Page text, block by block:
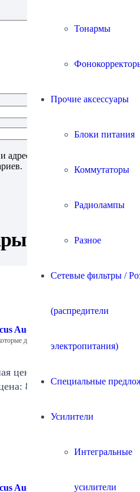
Тонармы
Прочие аксессуары
Блоки питания
Коммутаторы
Радиолампы
Разное
Сетевые фильтры /
(распредители
электропитания)
Специальные
Усилители
Интегральные
усилители
сайта в этом браузере для
Audio FCC 1 SE Center
дарят…
цена составляла 141
84 870 ₽.
Audio FCC 2 SE Center